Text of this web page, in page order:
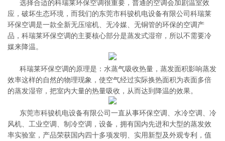
选择合适的科瑞莱环保空调很重要，普通的空调会加剧温室效
应，破坏生态环境，而我们的东莞市科骏机电设备有限公司科瑞莱
环保空调是一款全新无压缩机、无冷媒、无铜管的环保的空调产
品，科瑞莱环保空调的主要核心部分是蒸发式湿帘，所以不需要冷
媒来降温。
科瑞莱环保空调的原理是：水蒸气吸收热量，蒸发面积影响蒸发
效率这样的自然的物理现象，使空气经过实际换热面积为表面多倍
的蒸发湿帘，把室内大量的热量吸收，从而达到降温的效果。
东莞市科骏机电设备有限公司一直从事环保空调、水冷空调、冷
风机、工业空调、制冷空调，设备，拥有国内先进和大型的蒸发效
率实验室，产品荣获国内四十多项发明、实用新型及外观专利，值